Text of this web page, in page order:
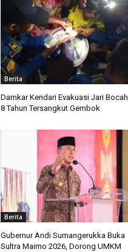
Berita
Damkar Kendari Evakuasi Jari Bocah
8 Tahun Tersangkut Gembok
Berita
Gubernur Andi Sumangerukka Buka
Sultra Maimo 2026, Dorong UMKM